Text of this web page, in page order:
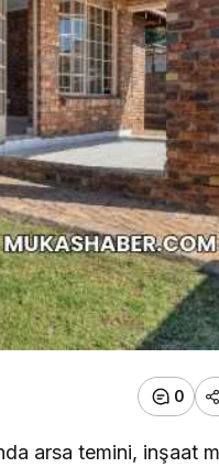
0
arsa temini, inşaat